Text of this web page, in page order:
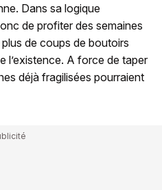
Dans sa logique
de profiter des semaines
de coups de boutoirs
l’existence. A force de taper
déjà fragilisées pourraient